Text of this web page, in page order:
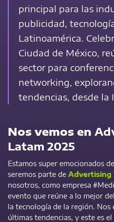
principal para las
publicidad,
Latinoamérica.
Ciudad de México,
sector para
networking,
tendencias, desde la
Nos vemos en
Latam 2025
Estamos super emocionados
seremos parte de Advertising
nosotros, como empresa
evento que reúne a lo mejor
la tecnología de la región. Nos
últimas tendencias, y este es